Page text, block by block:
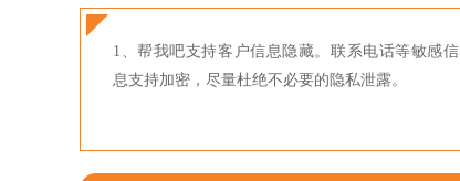
1、帮我吧支持客户信息隐藏。联系电话等敏感信
息支持加密，尽量杜绝不必要的隐私泄露。